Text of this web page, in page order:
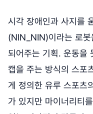
시각 장애인과 사지를
(NIN_NIN)이라는 로
되어주는 기획. 운동을
캡을 주는 방식의 스포
게 정의한 유루 스포츠
가 있지만 마이너리티